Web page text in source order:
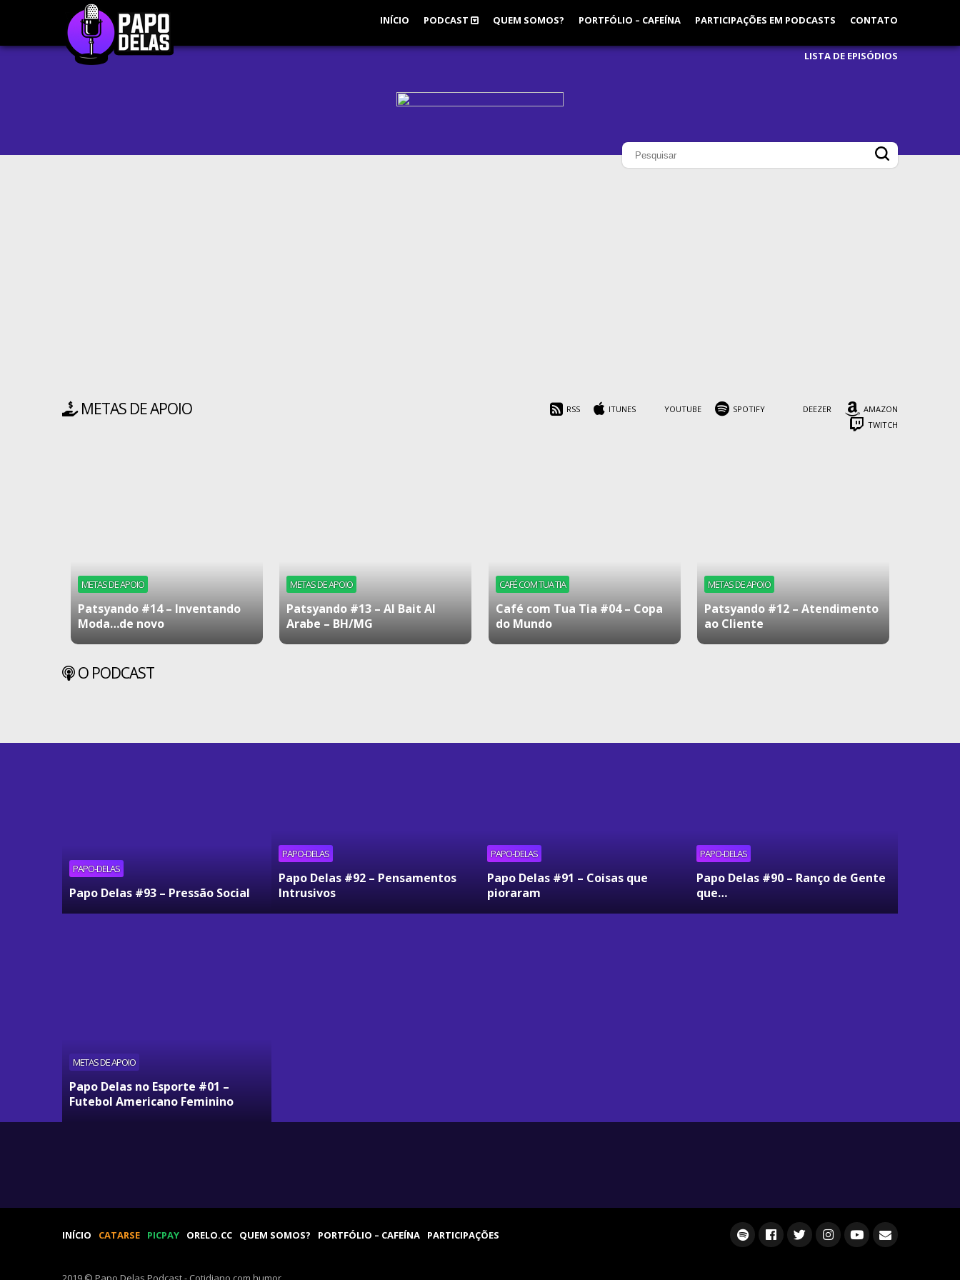
INÍCIO PODCAST QUEM SOMOS? PORTFÓLIO – CAFEÍNA PARTICIPAÇÕES EM PODCASTS CONTATO
LISTA DE EPISÓDIOS
RSS ITUNES YOUTUBE SPOTIFY DEEZER
AMAZON
TWITCH
METAS DE APOIO
METAS DE APOIO
Patsyando #14 – Inventando
Moda…de novo
METAS DE APOIO
Patsyando #13 – Al Bait Al
Arabe – BH/MG
CAFÉ COM TUA TIA
Café com Tua Tia #04 – Copa
do Mundo
METAS DE APOIO
Patsyando #12 – Atendimento
ao Cliente
O PODCAST
PAPO-DELAS
Papo Delas #93 – Pressão Social
PAPO-DELAS
Papo Delas #92 – Pensamentos
Intrusivos
PAPO-DELAS
Papo Delas #91 – Coisas que
pioraram
PAPO-DELAS
Papo Delas #90 – Ranço de Gente
que…
METAS DE APOIO
Papo Delas no Esporte #01 –
Futebol Americano Feminino
INÍCIO CATARSE PICPAY ORELO.CC QUEM SOMOS? PORTFÓLIO – CAFEÍNA PARTICIPAÇÕES